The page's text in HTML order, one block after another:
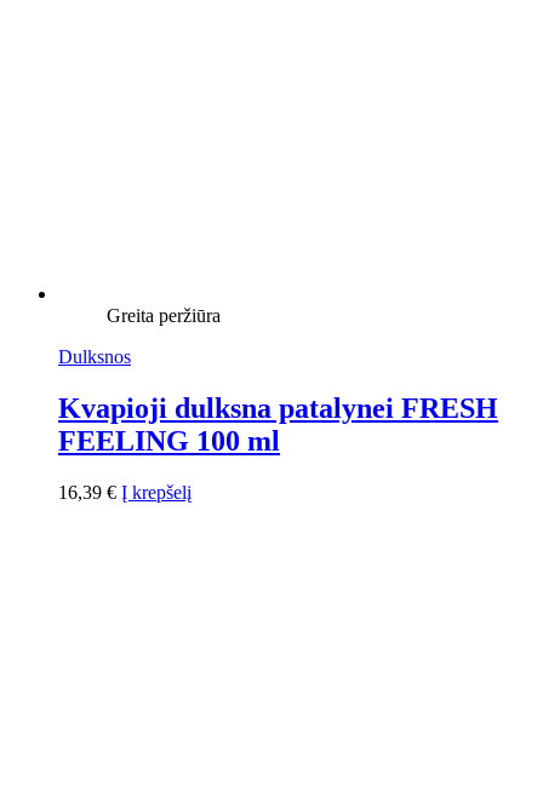
Greita peržiūra
Dulksnos
Kvapioji dulksna patalynei FRESH
FEELING 100 ml
16,39 € Į krepšelį